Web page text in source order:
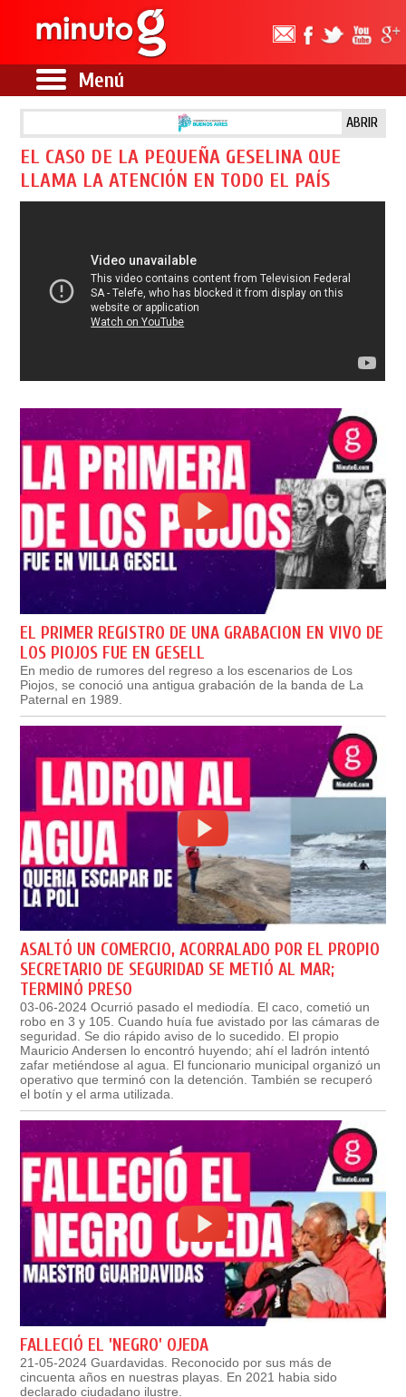
Menú
ABRIR
EL CASO DE LA PEQUEÑA GESELINA QUE
LLAMA LA ATENCIÓN EN TODO EL PAÍS
EL PRIMER REGISTRO DE UNA GRABACION EN VIVO DE
LOS PIOJOS FUE EN GESELL
En medio de rumores del regreso a los escenarios de Los
Piojos, se conoció una antigua grabación de la banda de La
Paternal en 1989.
ASALTÓ UN COMERCIO, ACORRALADO POR EL PROPIO
SECRETARIO DE SEGURIDAD SE METIÓ AL MAR;
TERMINÓ PRESO
03-06-2024 Ocurrió pasado el mediodía. El caco, cometió un
robo en 3 y 105. Cuando huía fue avistado por las cámaras de
seguridad. Se dio rápido aviso de lo sucedido. El propio
Mauricio Andersen lo encontró huyendo; ahí el ladrón intentó
zafar metiéndose al agua. El funcionario municipal organizó un
operativo que terminó con la detención. También se recuperó
el botín y el arma utilizada.
FALLECIÓ EL 'NEGRO' OJEDA
21-05-2024 Guardavidas. Reconocido por sus más de
cincuenta años en nuestras playas. En 2021 habia sido
declarado ciudadano ilustre.